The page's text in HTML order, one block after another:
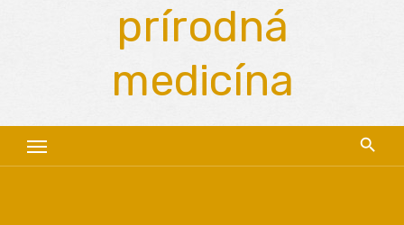
prírodná
medicína